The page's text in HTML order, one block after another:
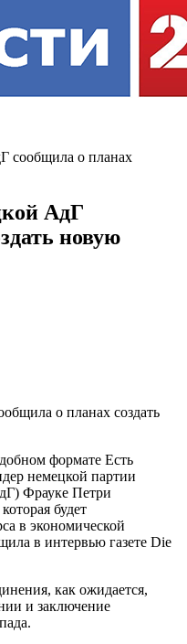
сообщила о планах
АдГ
новую
формате Есть
немецкой партии
Фрауке Петри
будет
в экономической
в интервью газете Die
как ожидается,
и заключение